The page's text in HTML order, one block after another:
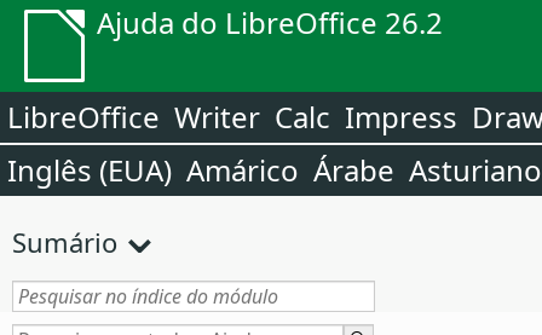
Ajuda do LibreOffice 26.2
LibreOffice Writer Calc Impress
Inglês (EUA) Amárico Árabe Asturiano
Sumário